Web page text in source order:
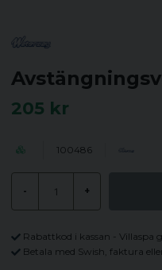
205 kr
100486
- +
Rabattkod i kassan - Villaspa
Betala med Swish, faktura